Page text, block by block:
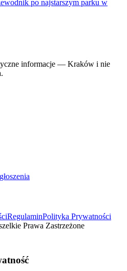
po najstarszym parku w
informacje — Kraków i nie
RegulaminPolityka Prywatności
Prawa Zastrzeżone